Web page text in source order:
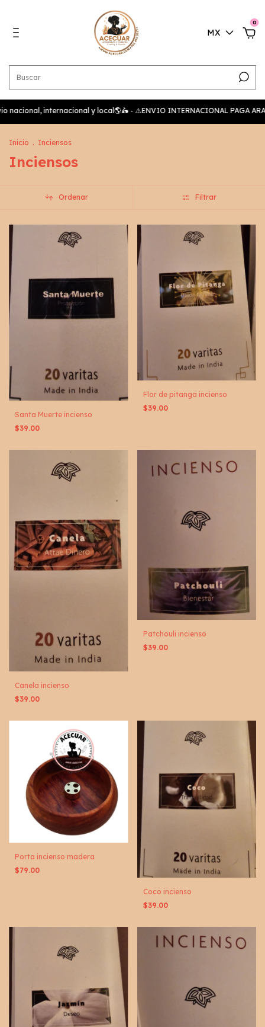
MX
0
y local🌎🛵 - ⚠️ENVIO INTERNACIONAL PAGA ARANCEL AL
Inicio . Inciensos
Inciensos
Ordenar Filtrar
Santa Muerte incienso
$39.00
Flor de pitanga incienso
$39.00
Canela incienso
$39.00
Patchouli incienso
$39.00
Porta incienso madera
$79.00
Coco incienso
$39.00